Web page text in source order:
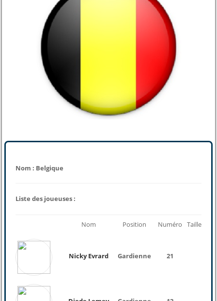
Nom : Belgique
Liste des joueuses :
Nom Position Numéro Taille
Nicky Evrard Gardienne 21